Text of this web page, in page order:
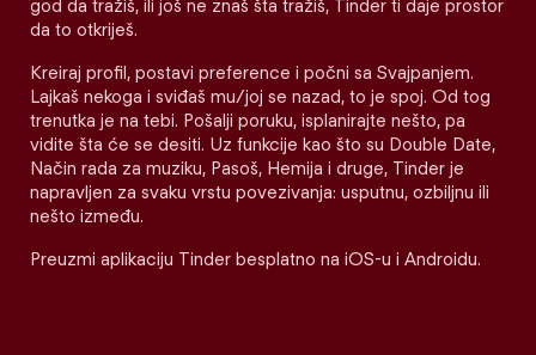
god da tražiš, ili još ne znaš šta tražiš, Tinder ti daje prostor
da to otkriješ.
Kreiraj profil, postavi preference i počni sa Svajpanjem.
Lajkaš nekoga i sviđaš mu/joj se nazad, to je spoj. Od tog
trenutka je na tebi. Pošalji poruku, isplanirajte nešto, pa
vidite šta će se desiti. Uz funkcije kao što su Double Date,
Način rada za muziku, Pasoš, Hemija i druge, Tinder je
napravljen za svaku vrstu povezivanja: usputnu, ozbiljnu ili
nešto između.
Preuzmi aplikaciju Tinder besplatno na iOS-u i Androidu.